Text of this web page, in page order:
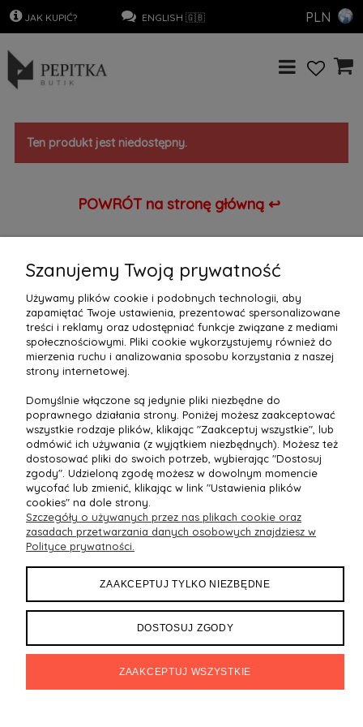
JAK KUPIĆ? ENGLISH 🇬🇧 PLN
Ten produkt jest niedostępny.
POWRÓT na stronę główną ↩
Select Language ▼
OBSŁUGA KLIENTA
OFERTA
DOKUMENTY
MOJE KONTO
Szanujemy Twoją prywatność
Używamy plików cookie i podobnych technologii, aby
zapamiętać Twoje ustawienia, prezentować spersonalizowane
treści i reklamy oraz udostępniać funkcje związane z mediami
społecznościowymi. Pliki cookie wykorzystujemy również do
mierzenia ruchu i analizowania sposobu korzystania z naszej
strony internetowej.
Domyślnie włączone są jedynie pliki niezbędne do
poprawnego działania strony. Poniżej możesz zaakceptować
wszystkie rodzaje plików, klikając "Zaakceptuj wszystkie", lub
odmówić ich używania (z wyjątkiem niezbędnych). Możesz też
dostosować pliki do swoich potrzeb, wybierając "Dostosuj
zgody". Udzieloną zgodę możesz w dowolnym momencie
wycofać lub zmienić, klikając w link "Ustawienia plików
cookies" na dole strony.
Szczegóły o używanych przez nas plikach cookie oraz
zasadach przetwarzania danych osobowych znajdziesz w
Polityce prywatności.
ZAAKCEPTUJ TYLKO NIEZBĘDNE
DOSTOSUJ ZGODY
ZAAKCEPTUJ WSZYSTKIE